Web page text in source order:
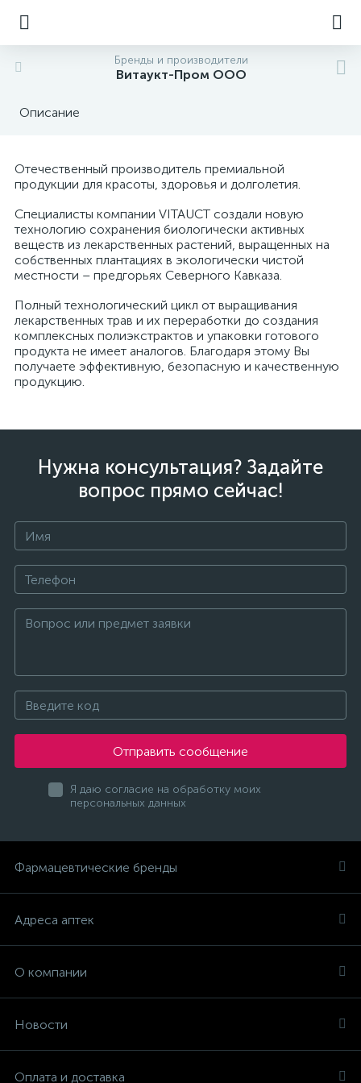
Бренды и производители
Витаукт-Пром ООО
Описание
Отечественный производитель премиальной
продукции для красоты, здоровья и долголетия.
Cпециалисты компании VITAUCT создали новую
технологию сохранения биологически активных
веществ из лекарственных растений, выращенных на
собственных плантациях в экологически чистой
местности – предгорьях Северного Кавказа.
Полный технологический цикл от выращивания
лекарственных трав и их переработки до создания
комплексных полиэкстрактов и упаковки готового
продукта не имеет аналогов. Благодаря этому Вы
получаете эффективную, безопасную и качественную
продукцию.
Нужна консультация? Задайте
вопрос прямо сейчас!
Отправить сообщение
Я даю согласие на обработку моих
персональных данных
Фармацевтические бренды
Адреса аптек
О компании
Новости
Оплата и доставка